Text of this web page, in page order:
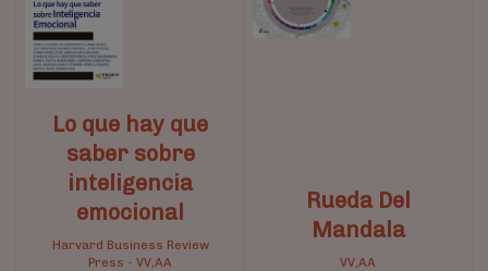
Lo que hay que
saber sobre
inteligencia
emocional
Harvard Business Review
Press - VV,AA
Rueda Del
Mandala
VV,AA